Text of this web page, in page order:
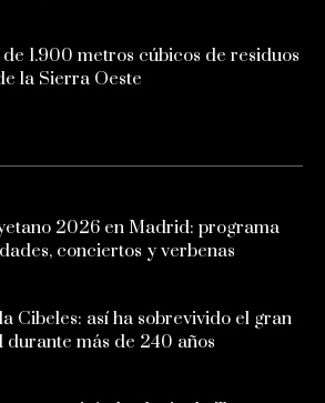
1.900 metros cúbicos de residuos
la Sierra Oeste
2026 en Madrid: programa
conciertos y verbenas
Cibeles: así ha sobrevivido el gran
más de 240 años